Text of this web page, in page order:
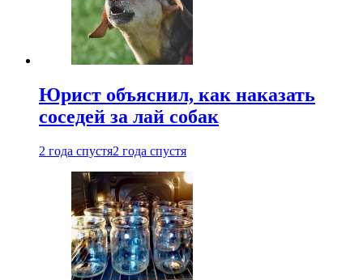
Юрист объяснил, как наказать
соседей за лай собак
2 года спустя2 года спустя